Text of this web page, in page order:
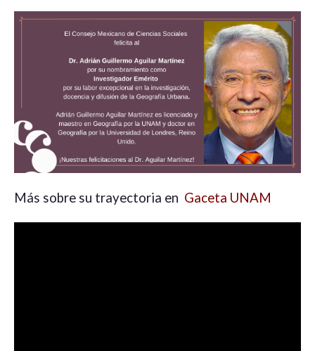
Más sobre su trayectoria en Gaceta UNAM